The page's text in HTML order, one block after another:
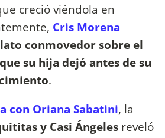
creció viéndola en
Cris Morena
conmovedor sobre el
su hija dejó antes de su
.
con Oriana Sabatini, la
y Casi Ángeles reveló